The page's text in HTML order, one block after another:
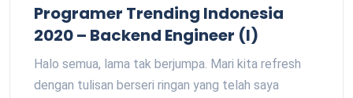
Programer Trending Indonesia
2020 – Backend Engineer (I)
Halo semua, lama tak berjumpa. Mari kita refresh
dengan tulisan berseri ringan yang telah saya